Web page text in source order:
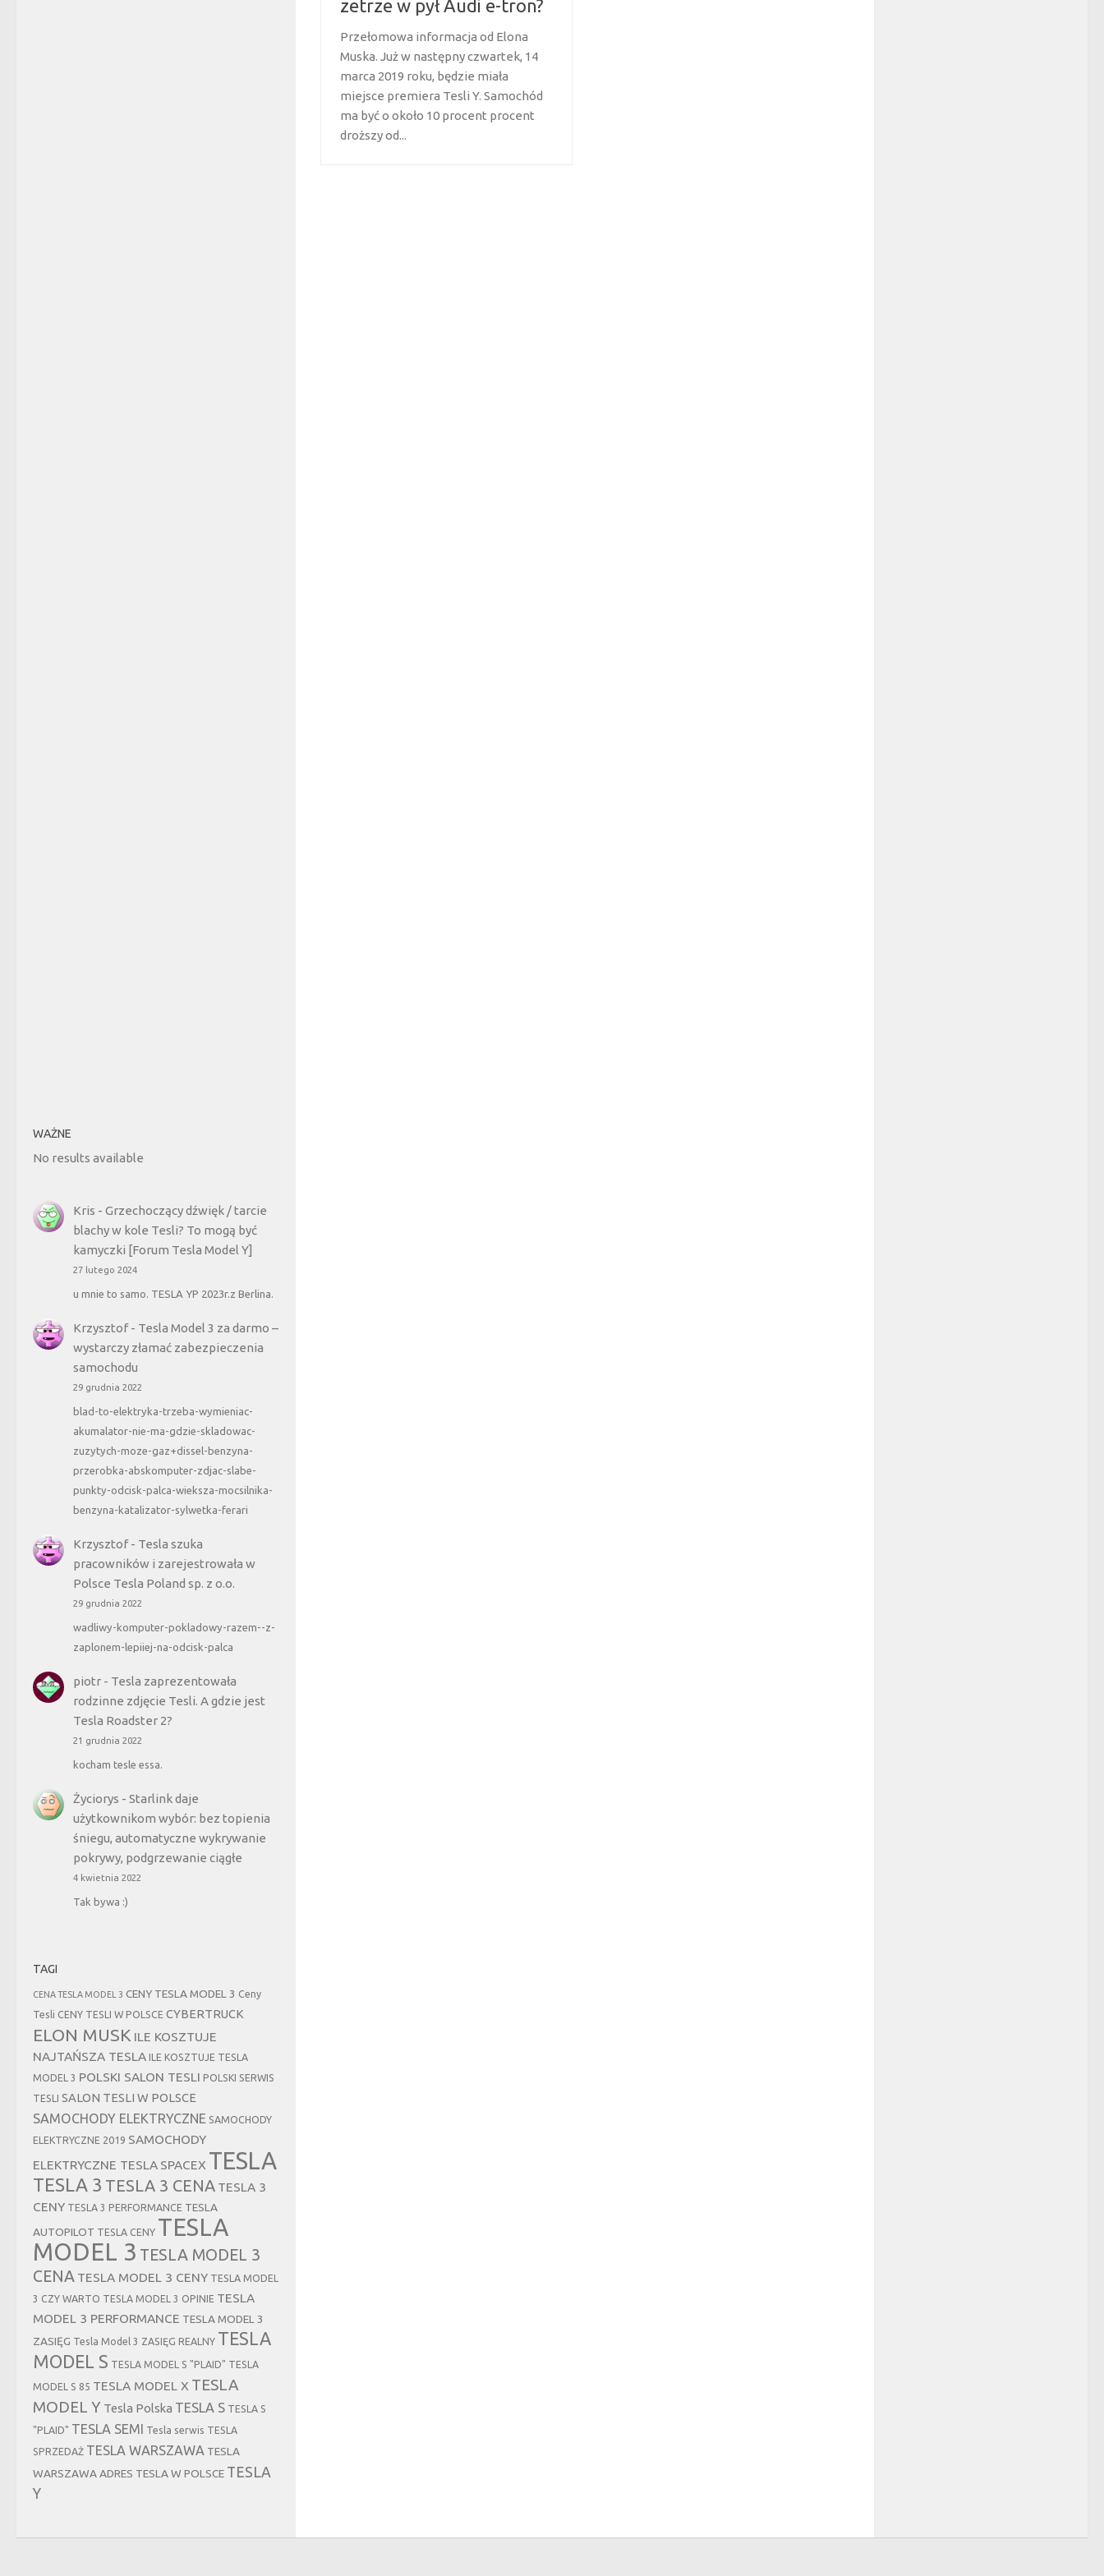
zetrze w pył Audi e-tron?
Przełomowa informacja od Elona
Muska. Już w następny czwartek, 14
marca 2019 roku, będzie miała
miejsce premiera Tesli Y. Samochód
ma być o około 10 procent procent
droższy od...
WAŻNE
No results available
Kris - Grzechoczący dźwięk / tarcie
blachy w kole Tesli? To mogą być
kamyczki [Forum Tesla Model Y]
27 lutego 2024
u mnie to samo. TESLA YP 2023r.z Berlina.
Krzysztof- Tesla Model 3 za darmo –
wystarczy złamać zabezpieczenia
samochodu
29 grudnia 2022
blad-to-elektryka-trzeba-wymieniac-
akumalator-nie-ma-gdzie-skladowac-
zuzytych-moze-gaz+dissel-benzyna-
przerobka-abskomputer-zdjac-slabe-
punkty-odcisk-palca-wieksza-mocsilnika-
benzyna-katalizator-sylwetka-ferari
Krzysztof- Tesla szuka
pracowników i zarejestrowała w
Polsce Tesla Poland sp. z o.o.
29 grudnia 2022
wadliwy-komputer-pokladowy-razem--z-
zaplonem-lepiiej-na-odcisk-palca
piotr- Tesla zaprezentowała
rodzinne zdjęcie Tesli. A gdzie jest
Tesla Roadster 2?
21 grudnia 2022
kocham tesle essa.
Życiorys - Starlink daje
użytkownikom wybór: bez topienia
śniegu, automatyczne wykrywanie
pokrywy, podgrzewanie ciągłe
4 kwietnia 2022
Tak bywa :)
TAGI
CENA TESLA MODEL 3 CENY TESLA MODEL 3 Ceny
Tesli CENY TESLI W POLSCE CYBERTRUCK
ELON MUSK ILE KOSZTUJE
NAJTAŃSZA TESLA
ILE KOSZTUJE TESLA
MODEL 3 POLSKI SALON TESLI POLSKI SERWIS
TESLI
SALON TESLI W POLSCE
SAMOCHODY ELEKTRYCZNE SAMOCHODY
ELEKTRYCZNE 2019 SAMOCHODY
ELEKTRYCZNE TESLA SPACEX TESLA
TESLA 3 TESLA 3 CENA TESLA 3
CENY TESLA 3 PERFORMANCE TESLA
AUTOPILOT TESLA CENY TESLA
MODEL 3 TESLA MODEL 3
CENA TESLA MODEL 3 CENY TESLA MODEL
3 CZY WARTO TESLA MODEL 3 OPINIE TESLA
MODEL 3 PERFORMANCE TESLA MODEL 3
ZASIĘG Tesla Model 3 ZASIĘG REALNY TESLA
MODEL S TESLA MODEL S "PLAID" TESLA
MODEL S 85 TESLA MODEL X TESLA
MODEL Y Tesla Polska TESLA S TESLA S
"PLAID" TESLA SEMI Tesla serwis TESLA
SPRZEDAŻ TESLA WARSZAWA TESLA
WARSZAWA ADRES TESLA W POLSCE TESLA
Y